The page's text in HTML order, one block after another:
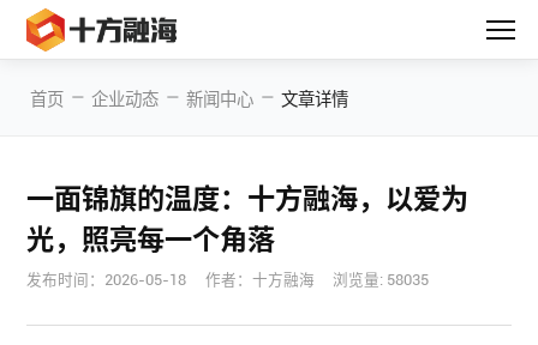
首页 — 企业动态 — 新闻中心 — 文章详情
一面锦旗的温度：十方融海，以爱为
光，照亮每一个角落
发布时间： 2026-05-18 作者：十方融海 浏览量: 58035